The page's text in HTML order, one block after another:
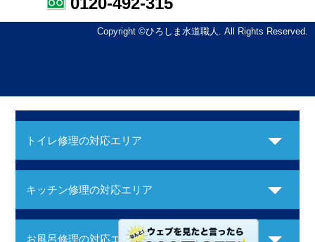
Copyright ©ひろしま水道職人. All Rights Reserved.
トイレ修理の対応エリア
キッチン修理の対応エリア
お風呂修理の対応エリア